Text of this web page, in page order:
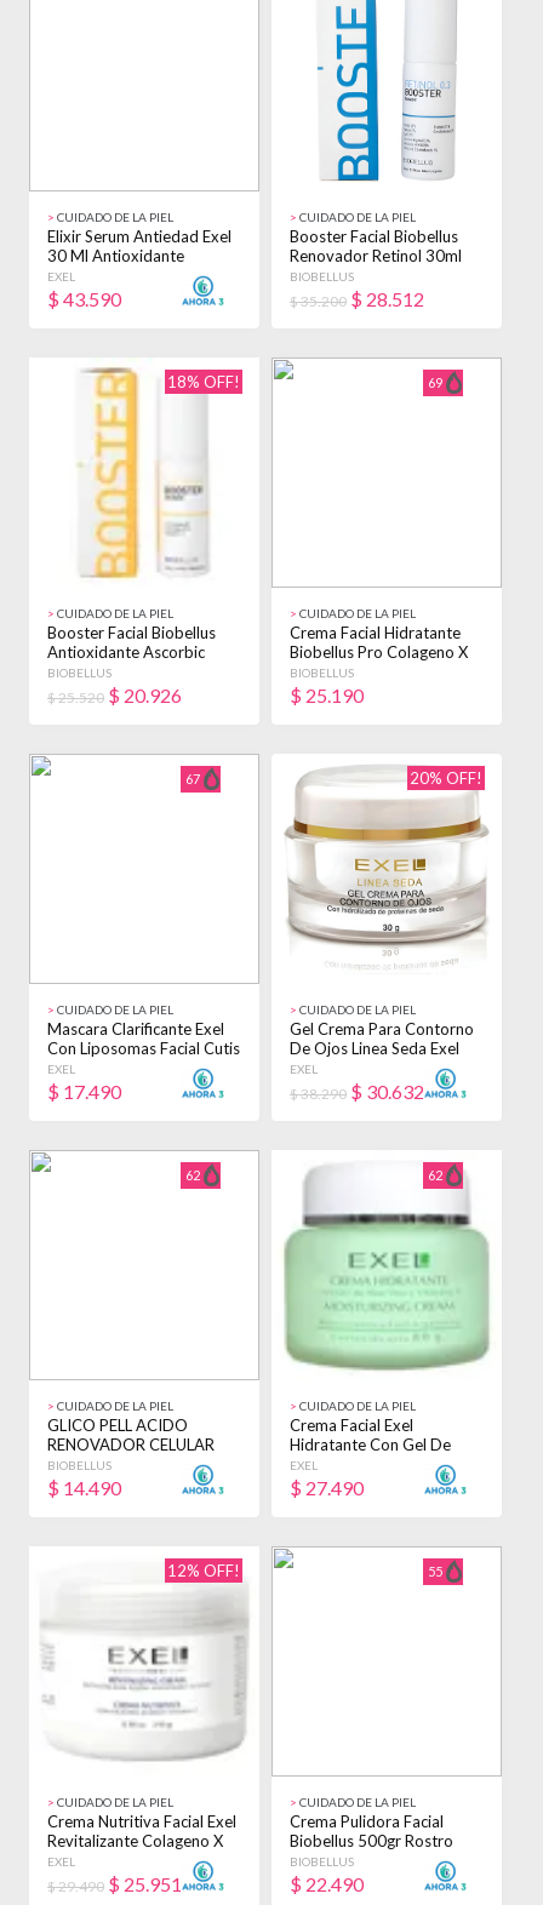
> CUIDADO DE LA PIEL
Elixir Serum Antiedad Exel
30 Ml Antioxidante
Cosmetología Todo Tipo
De Piel
EXEL
$ 43.590
> CUIDADO DE LA PIEL
Booster Facial Biobellus
Renovador Retinol 30ml
Seca Noche
BIOBELLUS
$ 35.200 $ 28.512
18% OFF!
> CUIDADO DE LA PIEL
Booster Facial Biobellus
Antioxidante Ascorbic
30ml Madura Día/noche
BIOBELLUS
$ 25.520 $ 20.926
69
> CUIDADO DE LA PIEL
Crema Facial Hidratante
Biobellus Pro Colageno X
50ml Madura Día/noche
BIOBELLUS
$ 25.190
67
> CUIDADO DE LA PIEL
Mascara Clarificante Exel
Con Liposomas Facial Cutis
30ml Con Manchas
EXEL
$ 17.490
20% OFF!
> CUIDADO DE LA PIEL
Gel Crema Para Contorno
De Ojos Linea Seda Exel
30ml Todo Tipo De Piel
EXEL
$ 38.290 $ 30.632
62
> CUIDADO DE LA PIEL
GLICO PELL ACIDO
RENOVADOR CELULAR
PEELING BIOBELLUS 30ML
MIXTA NOCHE
BIOBELLUS
$ 14.490
62
> CUIDADO DE LA PIEL
Crema Facial Exel
Hidratante Con Gel De
Aloe Y Vita E 80ml Normal
EXEL
$ 27.490
12% OFF!
> CUIDADO DE LA PIEL
Crema Nutritiva Facial Exel
Revitalizante Colageno X
240g Todo Tipo De Piel
EXEL
$ 29.490 $ 25.951
55
> CUIDADO DE LA PIEL
Crema Pulidora Facial
Biobellus 500gr Rostro
Profesional Todo Tipo De
Piel Día/noche
BIOBELLUS
$ 22.490